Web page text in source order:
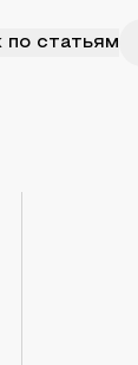
по статьям